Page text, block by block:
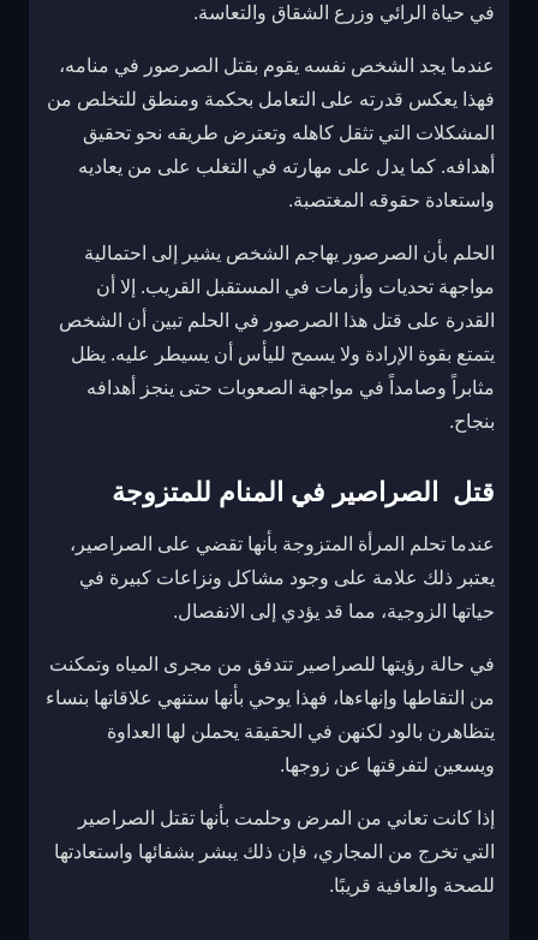
في حياة الرائي وزرع الشقاق والتعاسة.
عندما يجد الشخص نفسه يقوم بقتل الصرصور في منامه،
فهذا يعكس قدرته على التعامل بحكمة ومنطق للتخلص من
المشكلات التي تثقل كاهله وتعترض طريقه نحو تحقيق
أهدافه. كما يدل على مهارته في التغلب على من يعاديه
واستعادة حقوقه المغتصبة.
الحلم بأن الصرصور يهاجم الشخص يشير إلى احتمالية
مواجهة تحديات وأزمات في المستقبل القريب. إلا أن
القدرة على قتل هذا الصرصور في الحلم تبين أن الشخص
يتمتع بقوة الإرادة ولا يسمح لليأس أن يسيطر عليه. يظل
مثابراً وصامداً في مواجهة الصعوبات حتى ينجز أهدافه
بنجاح.
قتل الصراصير في المنام للمتزوجة
عندما تحلم المرأة المتزوجة بأنها تقضي على الصراصير،
يعتبر ذلك علامة على وجود مشاكل ونزاعات كبيرة في
حياتها الزوجية، مما قد يؤدي إلى الانفصال.
في حالة رؤيتها للصراصير تتدفق من مجرى المياه وتمكنت
من التقاطها وإنهاءها، فهذا يوحي بأنها ستنهي علاقاتها بنساء
يتظاهرن بالود لكنهن في الحقيقة يحملن لها العداوة
ويسعين لتفرقتها عن زوجها.
إذا كانت تعاني من المرض وحلمت بأنها تقتل الصراصير
التي تخرج من المجاري، فإن ذلك يبشر بشفائها واستعادتها
للصحة والعافية قريبًا.